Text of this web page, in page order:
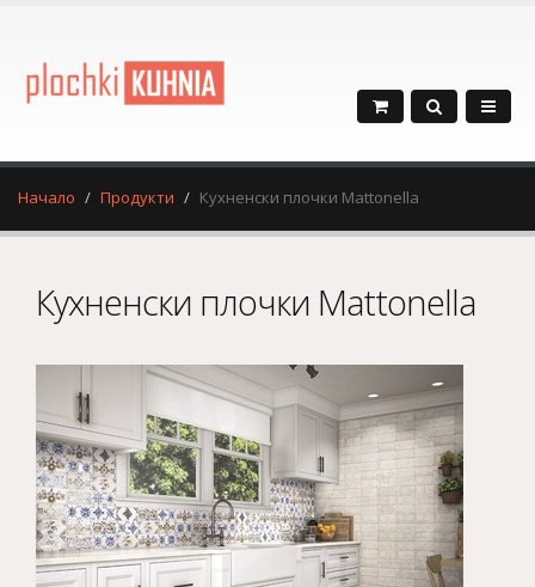
Начало Продукти Кухненски плочки Mattonella
Кухненски плочки Mattonella